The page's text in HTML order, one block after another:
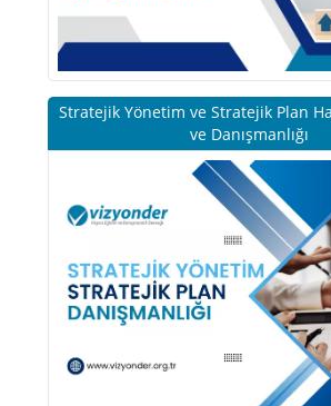
Stratejik Yönetim ve Stratejik Plan
ve Danışmanlığı